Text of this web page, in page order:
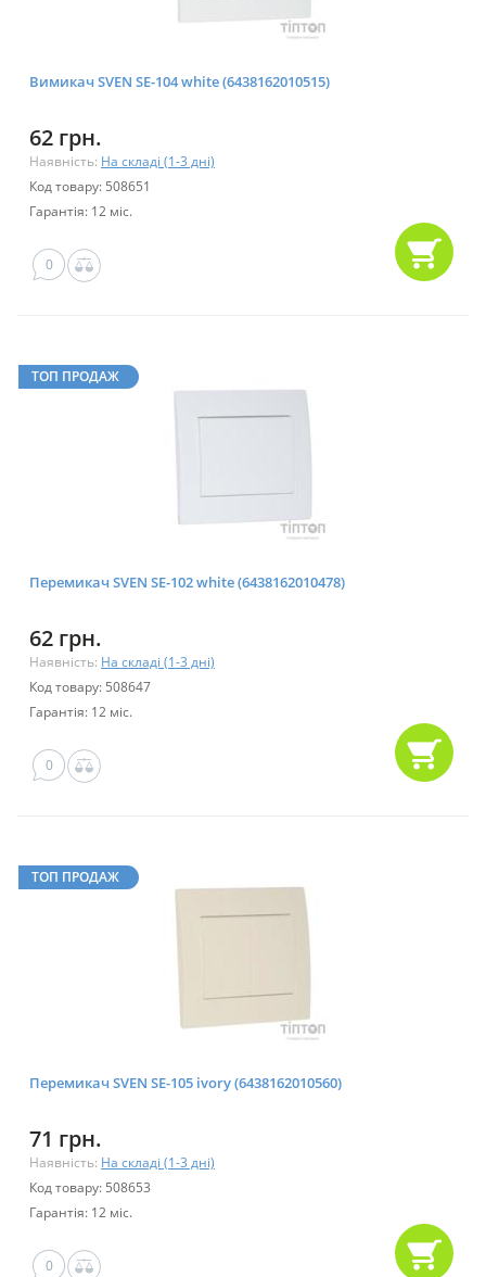
Вимикач SVEN SE-104 white (6438162010515)
62 грн.
Наявність: На складі (1-3 дні)
Код товару: 508651
Гарантія: 12 міс.
0
ТОП ПРОДАЖ
Перемикач SVEN SE-102 white (6438162010478)
62 грн.
Наявність: На складі (1-3 дні)
Код товару: 508647
Гарантія: 12 міс.
0
ТОП ПРОДАЖ
Перемикач SVEN SE-105 ivory (6438162010560)
71 грн.
Наявність: На складі (1-3 дні)
Код товару: 508653
Гарантія: 12 міс.
0